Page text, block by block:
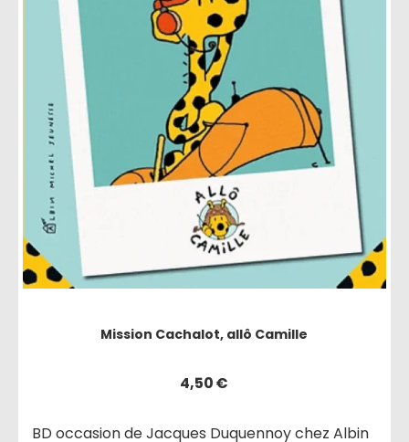
Mission Cachalot, allô Camille
4,50€
BD occasion de Jacques Duquennoy chez Albin